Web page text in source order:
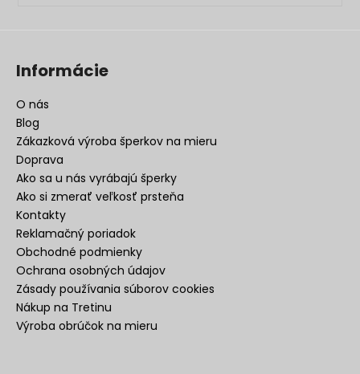
Informácie
O nás
Blog
Zákazková výroba šperkov na mieru
Doprava
Ako sa u nás vyrábajú šperky
Ako si zmerať veľkosť prsteňa
Kontakty
Reklamačný poriadok
Obchodné podmienky
Ochrana osobných údajov
Zásady používania súborov cookies
Nákup na Tretinu
Výroba obrúčok na mieru